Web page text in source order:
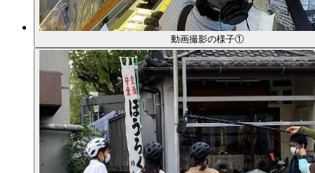
動画撮影の様子①